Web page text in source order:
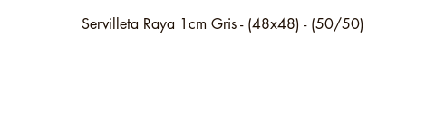
Quick View
Servilleta Raya 1cm Gris - (48x48) - (50/50)